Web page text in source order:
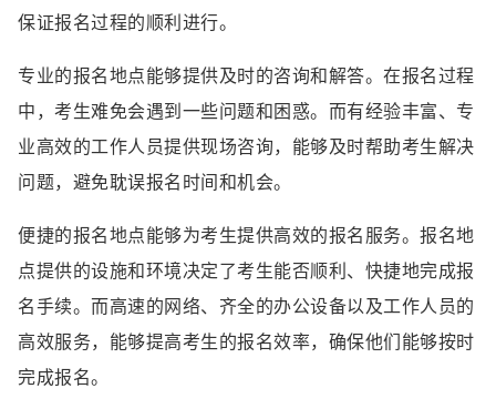
保证报名过程的顺利进行。
专业的报名地点能够提供及时的咨询和解答。在报名过程
中，考生难免会遇到一些问题和困惑。而有经验丰富、专
业高效的工作人员提供现场咨询，能够及时帮助考生解决
问题，避免耽误报名时间和机会。
便捷的报名地点能够为考生提供高效的报名服务。报名地
点提供的设施和环境决定了考生能否顺利、快捷地完成报
名手续。而高速的网络、齐全的办公设备以及工作人员的
高效服务，能够提高考生的报名效率，确保他们能够按时
完成报名。